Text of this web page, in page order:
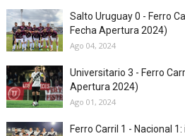
Salto Uruguay 0 - Ferro
Fecha Apertura 2024)
Ago 04, 2024
Universitario 3 - Ferro
Apertura 2024)
Ago 01, 2024
Ferro Carril 1 - Nacional